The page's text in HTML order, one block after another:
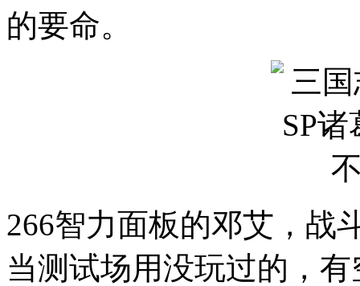
的要命。
266智力面板的邓艾，战
当测试场用没玩过的，